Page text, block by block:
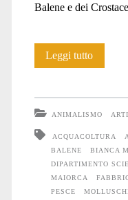
Balene e dei
Leggi tuttoOrrore
ANIMALISMO
ACQUACOLTURA
BALENE
BIANCA
DIPARTIMENTO
MAIORCA
PESCE